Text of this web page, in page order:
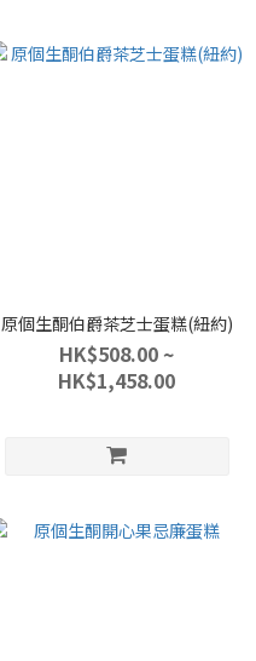
原個生酮伯爵茶芝士蛋糕(紐約)
HK$508.00 ~
HK$1,458.00